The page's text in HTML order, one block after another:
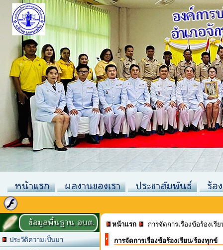
หน้าแรก ผลงานของเรา ประชาสัมพันธ์ ร้อ
ข้อมูลพื้นฐาน อบต.
ประวัติความเป็นมา
หน้าแรก การจัดการเรื่องข้อร้องเรี
การจัดการเรื่องข้อร้องเรียน/ร้องทุกข์